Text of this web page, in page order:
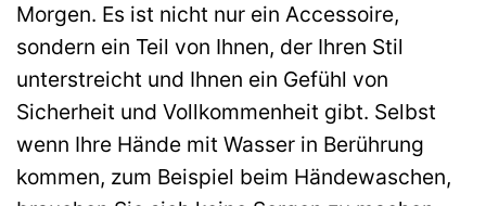
Morgen. Es ist nicht nur ein Accessoire,
sondern ein Teil von Ihnen, der Ihren Stil
unterstreicht und Ihnen ein Gefühl von
Sicherheit und Vollkommenheit gibt. Selbst
wenn Ihre Hände mit Wasser in Berührung
kommen, zum Beispiel beim Händewaschen,